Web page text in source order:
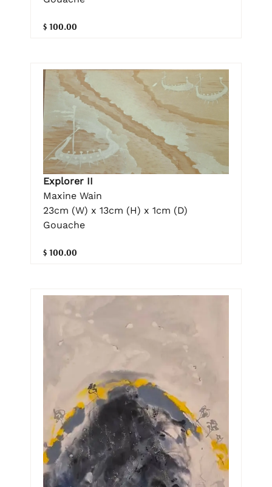
$ 100.00
Explorer II
Maxine Wain
23cm (W) x 13cm (H) x 1cm (D)
Gouache
$ 100.00